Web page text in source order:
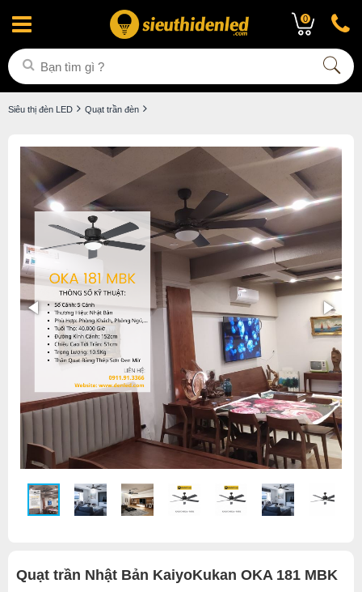
0
Siêu thị đèn LED Quạt trần đèn
Quạt trần Nhật Bản KaiyoKukan OKA 181 MBK